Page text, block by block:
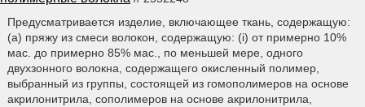
Предусматривается изделие, включающее ткань, содержащую:
(а) пряжу из смеси волокон, содержащую: (i) от примерно 10%
мас. до примерно 85% мас., по меньшей мере, одного
двухзонного волокна, содержащего окисленный полимер,
выбранный из группы, состоящей из гомополимеров на основе
акрилонитрила, сополимеров на основе акрилонитрила,